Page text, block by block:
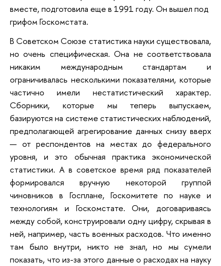
вместе, подготовила еще в 1991 году. Он вышел под
грифом Госкомстата.
В Советском Союзе статистика науки существовала,
но очень специфическая. Она не соответствовала
никаким международным стандартам и
ограничивалась несколькими показателями, которые
частично имели нестатистический характер.
Сборники, которые мы теперь выпускаем,
базируются на системе статистических наблюдений,
предполагающей агрегирование данных снизу вверх
— от респондентов на местах до федерального
уровня, и это обычная практика экономической
статистики. А в советское время ряд показателей
формировался вручную некоторой группой
чиновников в Госплане, Госкомитете по науке и
технологиям и Госкомстате. Они, договариваясь
между собой, конструировали одну цифру, скрывая в
ней, например, часть военных расходов. Что именно
там было внутри, никто не знал, но мы сумели
показать, что из-за этого данные о расходах на науку